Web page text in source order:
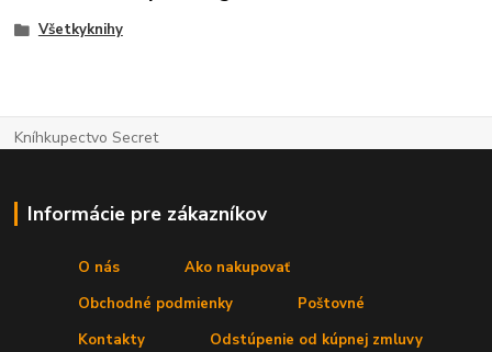
Všetkyknihy
Kníhkupectvo Secret
Informácie pre zákazníkov
O nás
Ako nakupovať
Obchodné podmienky
Poštovné
Kontakty
Odstúpenie od kúpnej zmluvy